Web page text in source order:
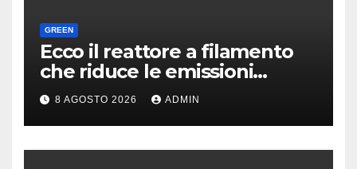
GREEN
Ecco il reattore a filamento
che riduce le emissioni
dell’industria chimica
8 AGOSTO 2026 ADMIN